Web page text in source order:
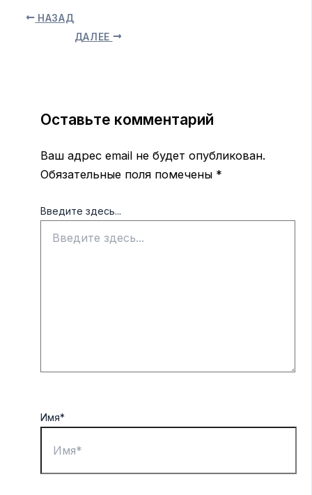
НАЗАД
ДАЛЕЕ
Оставьте комментарий
Ваш адрес email не будет опубликован.
Обязательные поля помечены *
Введите здесь...
Имя*